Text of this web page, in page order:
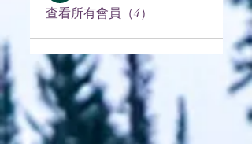
查看所有會員（4）